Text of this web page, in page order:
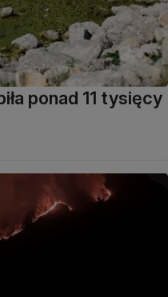
ponad 11 tysięcy